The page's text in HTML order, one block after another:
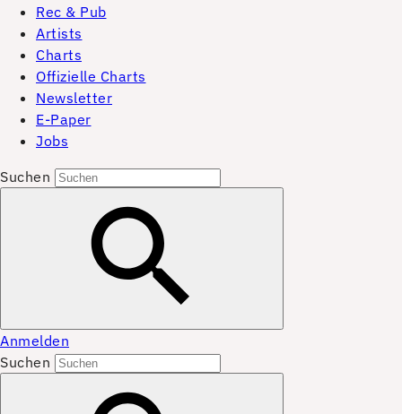
Rec & Pub
Artists
Charts
Offizielle Charts
Newsletter
E-Paper
Jobs
Suchen
Anmelden
Suchen